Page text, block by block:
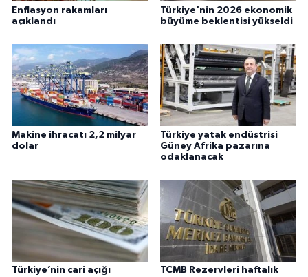
Enflasyon rakamları
açıklandı
Türkiye'nin 2026 ekonomik
büyüme beklentisi yükseldi
Makine ihracatı 2,2 milyar
dolar
Türkiye yatak endüstrisi
Güney Afrika pazarına
odaklanacak
Türkiye’nin cari açığı
TCMB Rezervleri haftalık